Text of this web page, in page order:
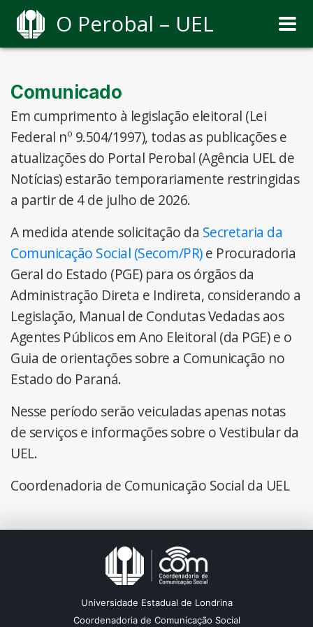
O Perobal – UEL
Comunicado
Em cumprimento à legislação eleitoral (Lei
Federal nº 9.504/1997), todas as publicações e
atualizações do Portal Perobal (Agência UEL de
Notícias) estarão temporariamente restringidas
a partir de 4 de julho de 2026.
A medida atende solicitação da Secretaria da
Comunicação Social (Secom/PR)e Procuradoria
Geral do Estado (PGE) para os órgãos da
Administração Direta e Indireta, considerando a
Legislação, Manual de Condutas Vedadas aos
Agentes Públicos em Ano Eleitoral (da PGE) e o
Guia de orientações sobre a Comunicação no
Estado do Paraná.
Nesse período serão veiculadas apenas notas
de serviços e informações sobre o Vestibular da
UEL.
Coordenadoria de Comunicação Social da UEL
Universidade Estadual de Londrina
Coordenadoria de Comunicação Social